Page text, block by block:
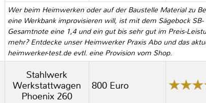
Wer beim Heimwerken oder auf der Baustelle Material zu
eine Werkbank improvisieren will, ist mit dem Sägebock
Gesamtnote eine 1,4 und ein gut bis sehr gut im Preis-
mehr? Entdecke unser Heimwerker Praxis Abo und das
heimwerker-test.de evtl. eine Provision vom Shop.
Stahlwerk
Werkstattwagen
Phoenix 260
800 Euro